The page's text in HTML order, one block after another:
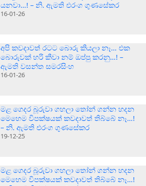
යනවා…! – නි. ඇමති එරංග ගුණසේකර
16-01-26
අපි කවදාවත් රටට බොරු කියලා නෑ… එක
බොරුවක් හරි කීවා නම් ඔප්පු කරනු…! –
ඇමති වසන්ත සමරසිංහ
16-01-26
මළ ගෙදර බූරුවා ගහලා තෝන් ගන්න හදන
මෙහෙම විපක්ෂයක් කවදාවත් තිබ්බේ නෑ…!
– නි. ඇමති එරංග ගුණසේකර
19-12-25
මළ ගෙදර බූරුවා ගහලා තෝන් ගන්න හදන
මෙහෙම විපක්ෂයක් කවදාවත් තිබ්බේ නෑ…!